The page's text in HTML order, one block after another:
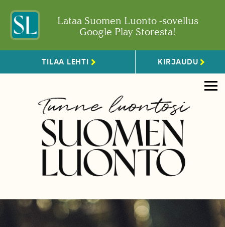
Lataa Suomen Luonto -sovellus
Google Play Storesta!
TILAA LEHTI KIRJAUDU